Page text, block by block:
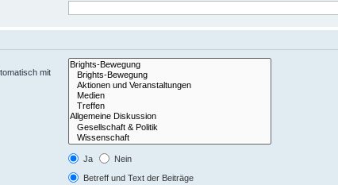
mit
Ja
Nein
Betreff und Text der Beiträge